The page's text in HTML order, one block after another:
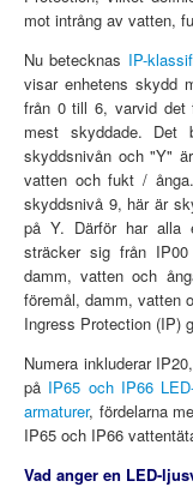
mot intrång av vatten,
Nu betecknas IP-
visar enhetens skydd
från 0 till 6, varvid det
mest skyddade. Det
skyddsnivån och "Y"
vatten och fukt /
skyddsnivå 9, här är
på Y. Därför har alla
sträcker sig från
damm, vatten och
föremål, damm, vatten
Ingress Protection (IP)
Numera inkluderar
på IP65 och IP66
armaturer, fördelarna
IP65 och IP66
Vad anger en LED-